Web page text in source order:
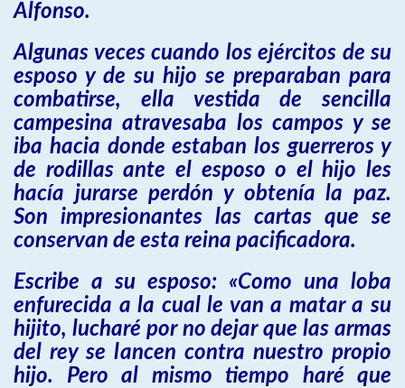
Alfonso.
Algunas veces cuando los ejércitos de su
esposo y de su hijo se preparaban para
combatirse, ella vestida de sencilla
campesina atravesaba los campos y se
iba hacia donde estaban los guerreros y
de rodillas ante el esposo o el hijo les
hacía jurarse perdón y obtenía la paz.
Son impresionantes las cartas que se
conservan de esta reina pacificadora.
Escribe a su esposo: «Como una loba
enfurecida a la cual le van a matar a su
hijito, lucharé por no dejar que las armas
del rey se lancen contra nuestro propio
hijo. Pero al mismo tiempo haré que